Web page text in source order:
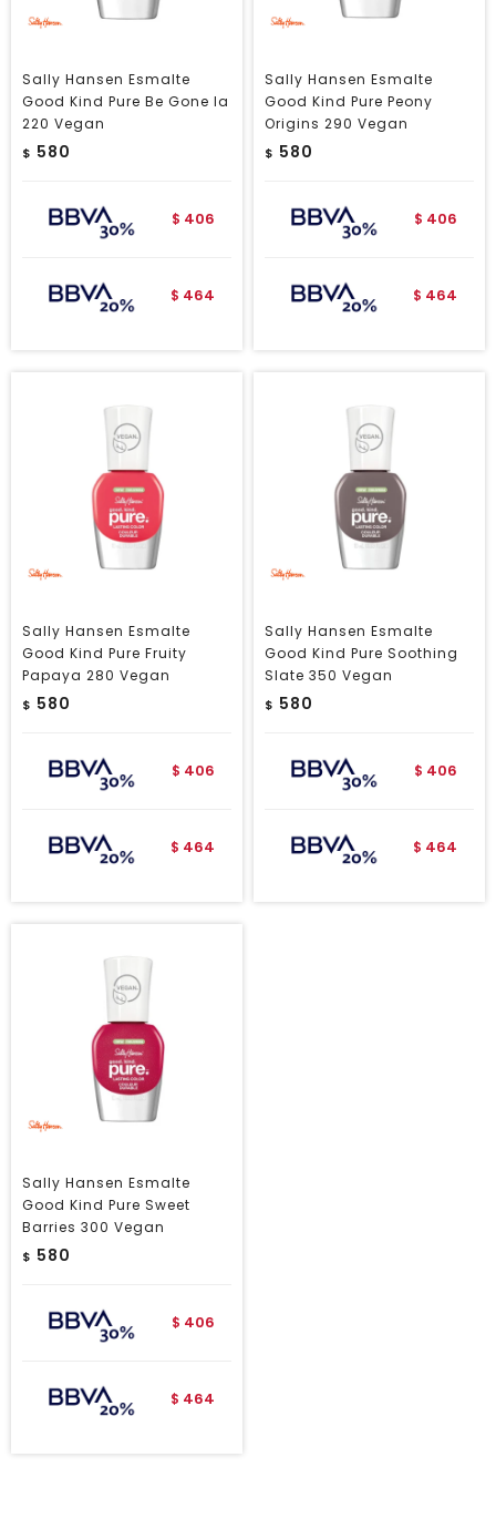
Sally Hansen Esmalte
Good Kind Pure Be Gone la
220 Vegan
$ 580
$ 406
$ 464
Sally Hansen Esmalte
Good Kind Pure Peony
Origins 290 Vegan
$ 580
$ 406
$ 464
Sally Hansen Esmalte
Good Kind Pure Fruity
Papaya 280 Vegan
$ 580
$ 406
$ 464
Sally Hansen Esmalte
Good Kind Pure Soothing
Slate 350 Vegan
$ 580
$ 406
$ 464
Sally Hansen Esmalte
Good Kind Pure Sweet
Barries 300 Vegan
$ 580
$ 406
$ 464